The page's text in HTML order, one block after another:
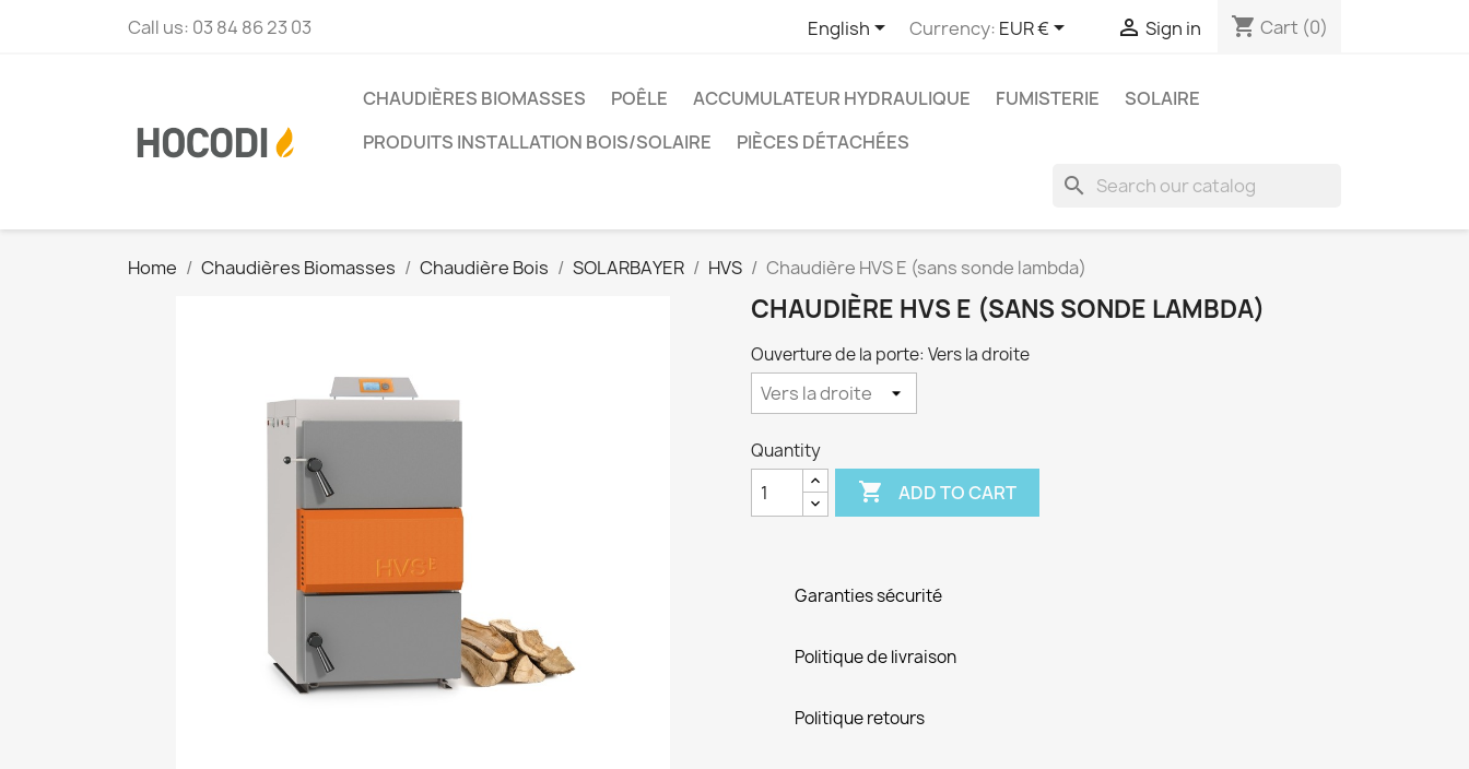
Call us: 03 84 86 23 03 English Currency: EUR €  Sign in shopping_cart Cart (0)
CHAUDIÈRES BIOMASSES POÊLE ACCUMULATEUR HYDRAULIQUE FUMISTERIE
SOLAIRE
PRODUITS INSTALLATION BOIS/SOLAIRE
PIÈCES DÉTACHÉES
search
Home Chaudières Biomasses Chaudière Bois SOLARBAYER HVS Chaudière HVS E (sans sonde lambda)
CHAUDIÈRE HVS E (SANS SONDE LAMBDA)
Ouverture de la porte: Vers la droite
Quantity
 ADD TO CART
Garanties sécurité
Politique de livraison
Politique retours